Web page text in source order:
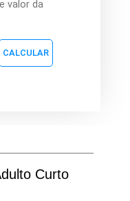
valor da
Curto